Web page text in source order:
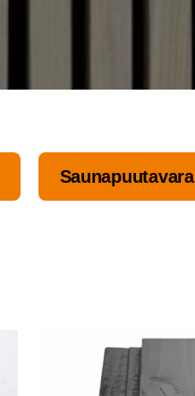
Sau­na­puu­ta­va­ra